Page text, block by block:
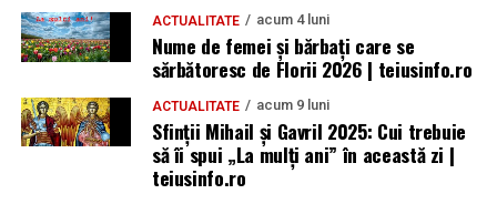
ACTUALITATE acum 4 luni
Nume de femei și bărbați care se
sărbătoresc de Florii 2026 | teiusinfo.ro
ACTUALITATE acum 9 luni
Sfinții Mihail și Gavril 2025: Cui trebuie
să îi spui „La mulţi ani” în această zi |
teiusinfo.ro